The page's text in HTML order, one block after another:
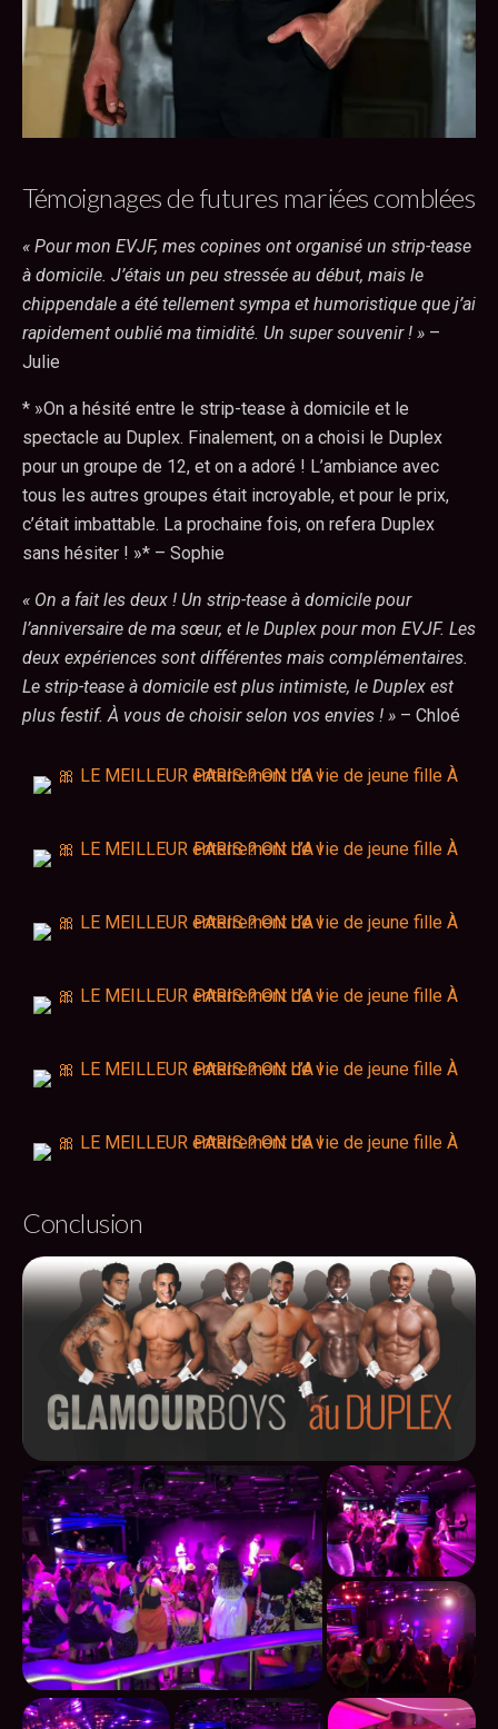
Témoignages de futures mariées comblées
« Pour mon EVJF, mes copines ont organisé un strip-tease
à domicile. J’étais un peu stressée au début, mais le
chippendale a été tellement sympa et humoristique que j’ai
rapidement oublié ma timidité. Un super souvenir ! » –
Julie
* »On a hésité entre le strip-tease à domicile et le
spectacle au Duplex. Finalement, on a choisi le Duplex
pour un groupe de 12, et on a adoré ! L’ambiance avec
tous les autres groupes était incroyable, et pour le prix,
c’était imbattable. La prochaine fois, on refera Duplex
sans hésiter ! »* – Sophie
« On a fait les deux ! Un strip-tease à domicile pour
l’anniversaire de ma sœur, et le Duplex pour mon EVJF. Les
deux expériences sont différentes mais complémentaires.
Le strip-tease à domicile est plus intimiste, le Duplex est
plus festif. À vous de choisir selon vos envies ! » – Chloé
Conclusion